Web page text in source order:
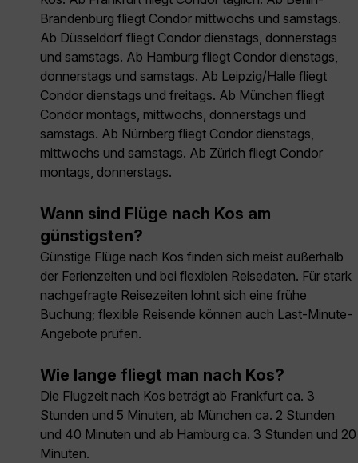
Brandenburg fliegt Condor mittwochs und samstags.
Ab Düsseldorf fliegt Condor dienstags, donnerstags
und samstags. Ab Hamburg fliegt Condor dienstags,
donnerstags und samstags. Ab Leipzig/Halle fliegt
Condor dienstags und freitags. Ab München fliegt
Condor montags, mittwochs, donnerstags und
samstags. Ab Nürnberg fliegt Condor dienstags,
mittwochs und samstags. Ab Zürich fliegt Condor
montags, donnerstags.
Wann sind Flüge nach Kos am
günstigsten?
Günstige Flüge nach Kos finden sich meist außerhalb
der Ferienzeiten und bei flexiblen Reisedaten. Für stark
nachgefragte Reisezeiten lohnt sich eine frühe
Buchung; flexible Reisende können auch Last-Minute-
Angebote prüfen.
Wie lange fliegt man nach Kos?
Die Flugzeit nach Kos beträgt ab Frankfurt ca. 3
Stunden und 5 Minuten, ab München ca. 2 Stunden
und 40 Minuten und ab Hamburg ca. 3 Stunden und 20
Minuten.